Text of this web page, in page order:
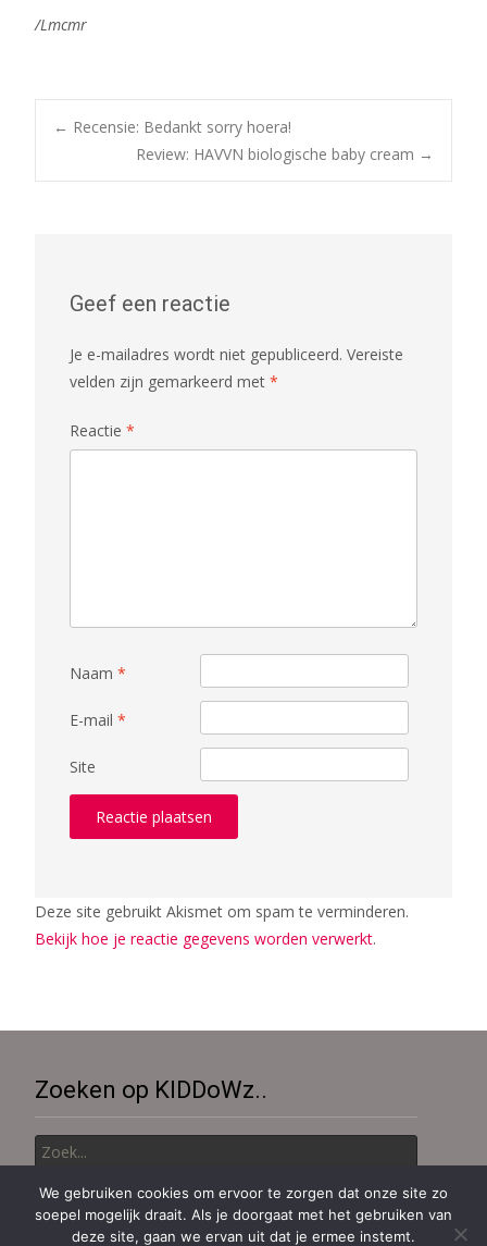
/Lmcmr
Bericht
← Recensie: Bedankt sorry hoera!
Review: HAVVN biologische baby cream →
Geef een reactie
Je e-mailadres wordt niet gepubliceerd. Vereiste
velden zijn gemarkeerd met *
Reactie *
Naam *
E-mail *
Site
Deze site gebruikt Akismet om spam te verminderen.
Bekijk hoe je reactie gegevens worden verwerkt.
Zoeken op KIDDoWz..
Zoek
naar:
Copyright © KiDDoWz: voor kinderen en hun (groot)ouders
We gebruiken cookies om ervoor te zorgen dat onze site zo
soepel mogelijk draait. Als je doorgaat met het gebruiken van
deze site, gaan we ervan uit dat je ermee instemt.